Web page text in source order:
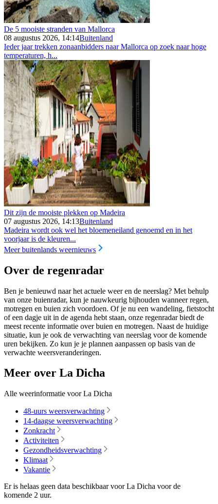
De 5 mooiste stranden van Mallorca
08 augustus 2026, 14:14Buitenland
Ieder jaar trekken zonaanbidders naar Mallorca op zoek naar hoge
temperaturen, h...
Dit zijn de mooiste plekken op Madeira
07 augustus 2026, 14:13Buitenland
Madeira wordt ook wel het bloemeneiland genoemd en in het
voorjaar is de kleuren...
Meer buitenlands weernieuws
Over de regenradar
Ben je benieuwd naar het actuele weer en de neerslag? Met behulp
van onze buienradar, kun je nauwkeurig bijhouden wanneer regen,
motregen en buien zich voordoen. Of je nu een wandeling, fietstocht
of een dagje uit in de agenda hebt staan, onze regenradar biedt de
meest recente informatie over buien en motregen. Naast de huidige
situatie, kun je ook de verwachting van neerslag voor de komende
uren bekijken. Zo kun je je plannen aanpassen op basis van de
verwachte weersveranderingen.
Meer over La Dicha
Alle weerinformatie voor La Dicha
48-uurs weersverwachting
14-daagse weersverwachting
Zonkracht
Activiteiten
Gezondheidsverwachting
Klimaat
Vakantie
Er is helaas geen data beschikbaar voor La Dicha voor de
komende 2 uur.